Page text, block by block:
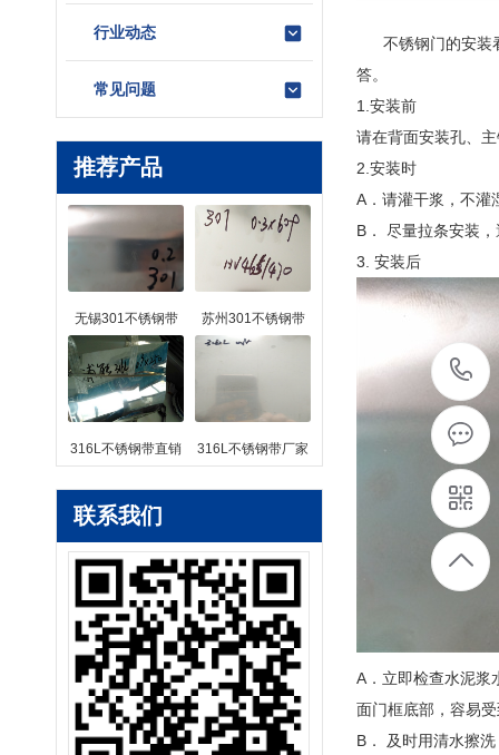
行业动态
常见问题
推荐产品
无锡301不锈钢带 苏州301不锈钢带
316L不锈钢带直销 316L不锈钢带厂家
联系我们
不锈钢门的安装看
答。
1.安装前
请在背面安装孔、
2.安装时
A．请灌干浆，不灌
B． 尽量拉条安装
3. 安装后
A．立即检查水泥浆
面门框底部，容易
B． 及时用清水擦